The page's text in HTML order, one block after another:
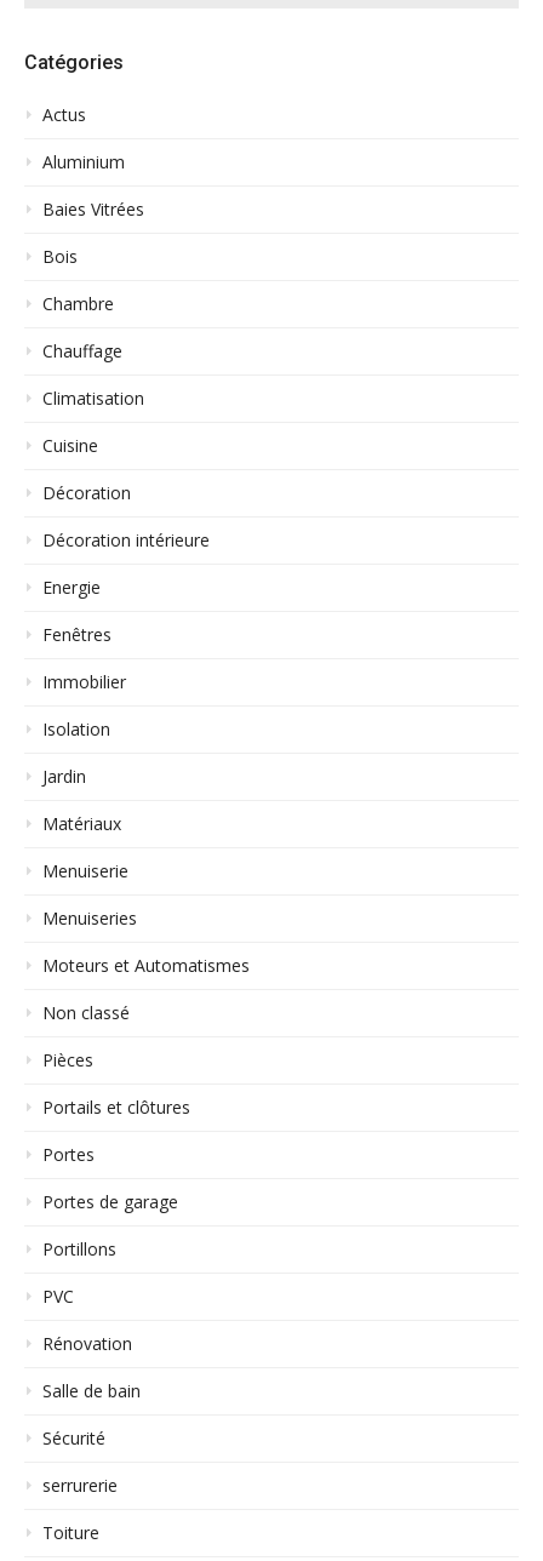
Catégories
Actus
Aluminium
Baies Vitrées
Bois
Chambre
Chauffage
Climatisation
Cuisine
Décoration
Décoration intérieure
Energie
Fenêtres
Immobilier
Isolation
Jardin
Matériaux
Menuiserie
Menuiseries
Moteurs et Automatismes
Non classé
Pièces
Portails et clôtures
Portes
Portes de garage
Portillons
PVC
Rénovation
Salle de bain
Sécurité
serrurerie
Toiture